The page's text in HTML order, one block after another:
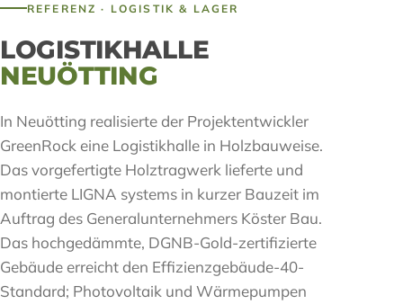
REFERENZ · LOGISTIK & LAGER
LOGISTIKHALLE
NEUÖTTING
In Neuötting realisierte der Projektentwickler
GreenRock eine Logistikhalle in Holzbauweise.
Das vorgefertigte Holztragwerk lieferte und
montierte LIGNA systems in kurzer Bauzeit im
Auftrag des Generalunternehmers Köster Bau.
Das hochgedämmte, DGNB-Gold-zertifizierte
Gebäude erreicht den Effizienzgebäude-40-
Standard; Photovoltaik und Wärmepumpen